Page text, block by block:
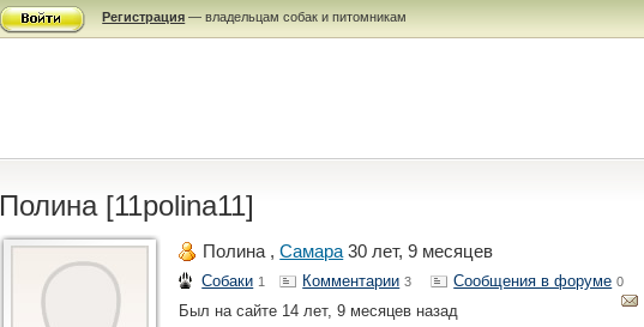
Регистрация — владельцам собак и питомникам
Полина [11polina11]
Полина ,Самара 30 лет, 9 месяцев
Собаки 1 Комментарии 3 Сообщения в форуме 0
Был на сайте 14 лет, 9 месяцев назад